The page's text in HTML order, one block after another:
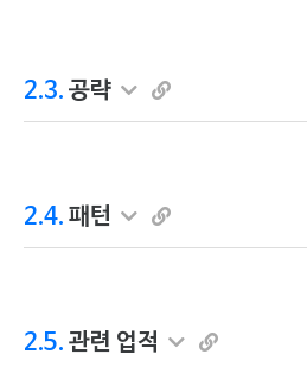
2.3. 공략
2.4. 패턴
2.5. 관련 업적